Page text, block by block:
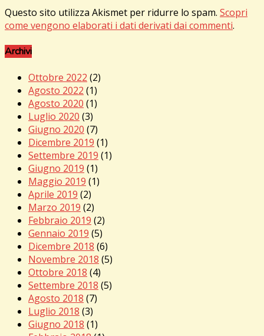
Questo sito utilizza Akismet per ridurre lo spam. Scopri
come vengono elaborati i dati derivati dai commenti.
Archivi
Ottobre 2022 (2)
Agosto 2022 (1)
Agosto 2020 (1)
Luglio 2020 (3)
Giugno 2020 (7)
Dicembre 2019 (1)
Settembre 2019 (1)
Giugno 2019 (1)
Maggio 2019 (1)
Aprile 2019 (2)
Marzo 2019 (2)
Febbraio 2019 (2)
Gennaio 2019 (5)
Dicembre 2018 (6)
Novembre 2018 (5)
Ottobre 2018 (4)
Settembre 2018 (5)
Agosto 2018 (7)
Luglio 2018 (3)
Giugno 2018 (1)